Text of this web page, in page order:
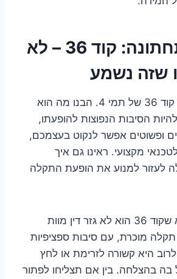
השורה התחתונה: קוד 36 – לא
שזה נשמע
אז זהו, עברנו דרך קוד 36 של תמי 4. הבנו מה הוא
הסיבות הנפוצות להופעתו,
ופשוטים אפשר לנקוט בעצמכם,
מקצועי. ראינו גם איך
לעזור למנוע את הופעת התקלה
המסר המרכזי הוא שקוד 36 הוא לא גזר דין מוות
מוכרת, עם סיבות ספציפיות
לרוב היא קשורה לזרימת או לחץ
בהצלחה. בין אם תצליחו לפתור